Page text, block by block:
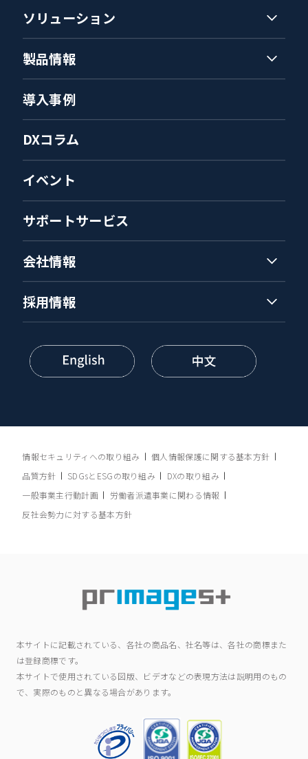
ソリューション
製品情報
導入事例
DXコラム
イベント
サポートサービス
会社情報
採用情報
情報セキュリティへの取り組み
個人情報保護に関する基本方針
品質方針
SDGsとESGの取り組み
DXの取り組み
一般事業主行動計画
労働者派遣事業に関わる情報
反社会勢力に対する基本方針
本サイトに記載されている、各社の商品名、社名等は、各社の商標また
は登録商標です。
本サイトで使用されている図版、ビデオなどの表現方法は説明用のもの
で、実際のものと異なる場合があります。